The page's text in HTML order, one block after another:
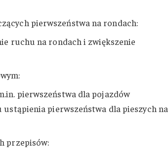
pierwszeństwa na rondach:
ruchu na rondach i zwiększenie
pierwszeństwa dla pojazdów
pierwszeństwa dla pieszych na
przepisów: